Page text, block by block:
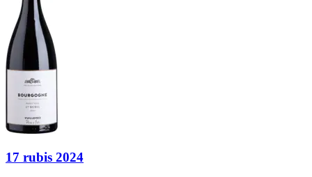
17 rubis 2024